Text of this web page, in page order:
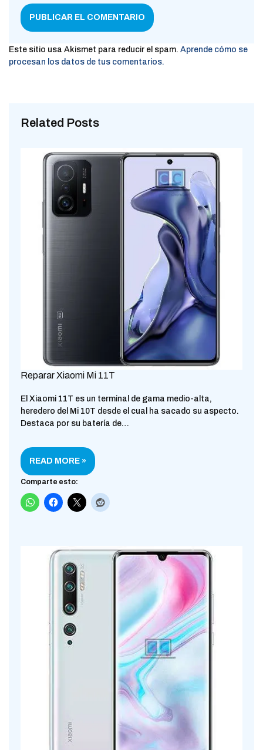
Este sitio usa Akismet para reducir el spam. Aprende cómo se
procesan los datos de tus comentarios.
Related Posts
Reparar Xiaomi Mi 11T
El Xiaomi 11T es un terminal de gama medio-alta,
heredero del Mi 10T desde el cual ha sacado su aspecto.
Destaca por su batería de…
READ MORE »
Comparte esto: